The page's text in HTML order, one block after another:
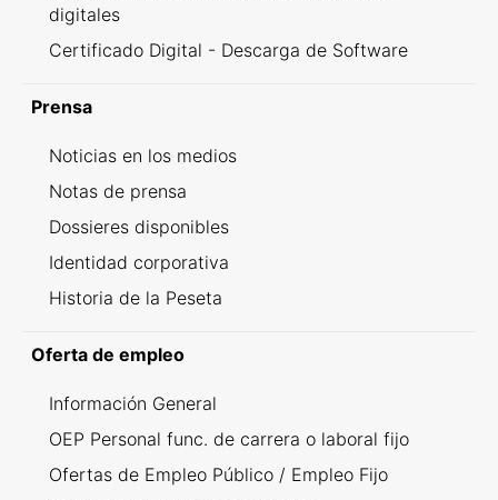
digitales
Certificado Digital - Descarga de Software
Prensa
Noticias en los medios
Notas de prensa
Dossieres disponibles
Identidad corporativa
Historia de la Peseta
Oferta de empleo
Información General
OEP Personal func. de carrera o laboral fijo
Ofertas de Empleo Público / Empleo Fijo